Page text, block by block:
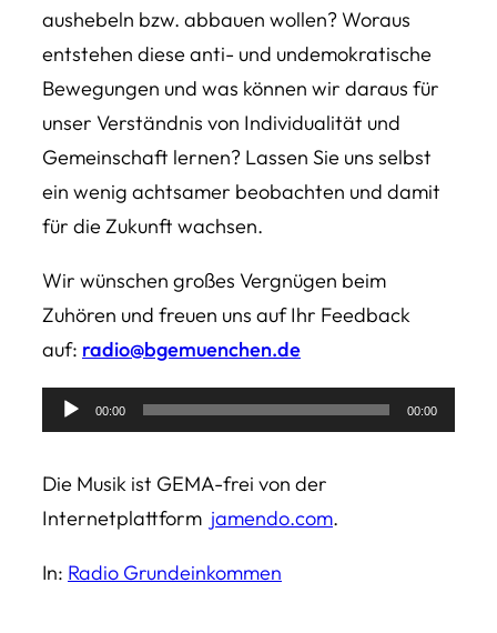
aushebeln bzw. abbauen wollen? Woraus
entstehen diese anti- und undemokratische
Bewegungen und was können wir daraus für
unser Verständnis von Individualität und
Gemeinschaft lernen? Lassen Sie uns selbst
ein wenig achtsamer beobachten und damit
für die Zukunft wachsen.
Wir wünschen großes Vergnügen beim
Zuhören und freuen uns auf Ihr Feedback
auf: radio@bgemuenchen.de
Audio-
Player
00:00 00:00
Die Musik ist GEMA-frei von der
Internetplattform jamendo.com.
In: Radio Grundeinkommen